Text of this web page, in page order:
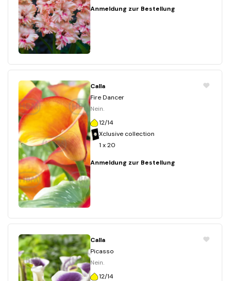
Anmeldung zur Bestellung
Calla
Fire Dancer
Nein.
12/14
Xclusive collection
1 x 20
Anmeldung zur Bestellung
Calla
Picasso
Nein.
12/14